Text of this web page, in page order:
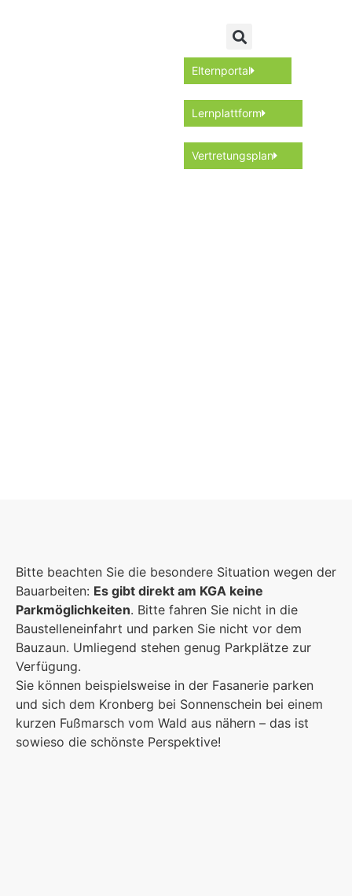
Elternportal
Lernplattform
Vertretungsplan
Es kommt auf jeden Einzelnen an, zusammen
sind wir eine starke Gemeinschaft.
Foto: KGA CC BY NC
Mehr erfahren
Bitte beachten Sie die besondere Situation wegen der
Bauarbeiten: Es gibt direkt am KGA keine
Parkmöglichkeiten. Bitte fahren Sie nicht in die
Baustelleneinfahrt und parken Sie nicht vor dem
Bauzaun. Umliegend stehen genug Parkplätze zur
Verfügung.
Sie können beispielsweise in der Fasanerie parken
und sich dem Kronberg bei Sonnenschein bei einem
kurzen Fußmarsch vom Wald aus nähern – das ist
sowieso die schönste Perspektive!